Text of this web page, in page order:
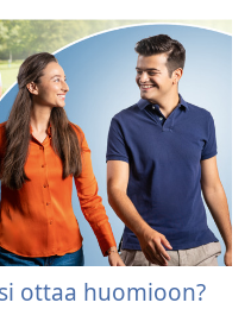
ottaa huomioon?